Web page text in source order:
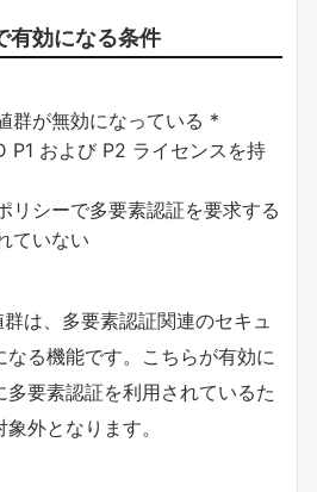
有効になる条件
群が無効になっている *
および P2 ライセンスを持
リシーで多要素認証を要求する
ていない
は、多要素認証関連のセキュ
なる機能です。こちらが有効に
要素認証を利用されているた
外となります。